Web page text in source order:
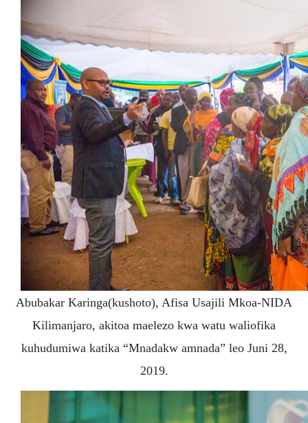
Abubakar Karinga(kushoto), Afisa Usajili Mkoa-NIDA
Kilimanjaro, akitoa maelezo kwa watu waliofika
kuhudumiwa katika “Mnadakw amnada” leo Juni 28,
2019.